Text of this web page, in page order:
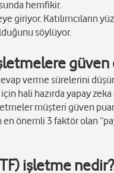
hemfikir.
giriyor. Katılımcıların
söylüyor.
verme sürelerini
hali hazırda yapay
müşteri güven
önemli 3 faktör olan
işletme nedir?